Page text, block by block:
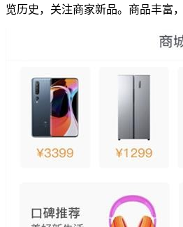
览历史，关注商家新品。商品丰富